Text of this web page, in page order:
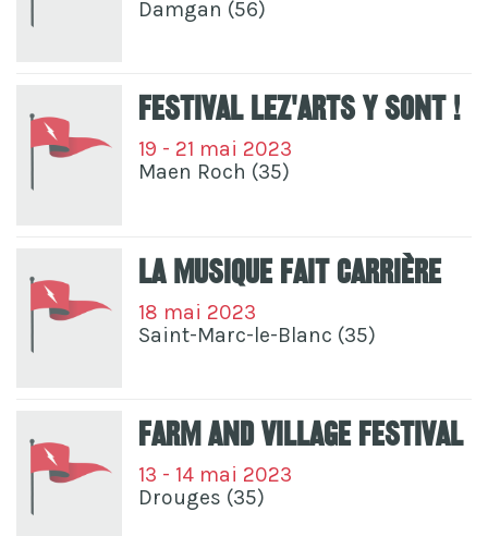
Damgan (56)
Festival Lez'arts Y Sont !
19 - 21 mai 2023
Maen Roch (35)
La Musique Fait Carrière
18 mai 2023
Saint-Marc-le-Blanc (35)
Farm And Village Festival
13 - 14 mai 2023
Drouges (35)